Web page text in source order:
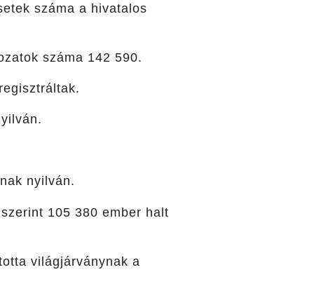
száma a hivatalos
száma 142 590.
nyilván.
105 380 ember halt
világjárványnak a